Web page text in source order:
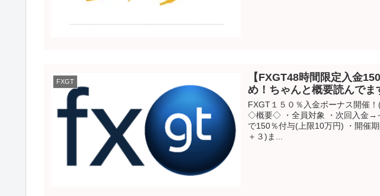
FXGT
【FXGT48時間限定入金
め！ちゃんと概要読んでま
FXGT１５０％入金ボーナス開催
◇概要◇ ・全員対象 ・次回入金→
で150％付与(上限10万円) ・開催
＋３)ま...